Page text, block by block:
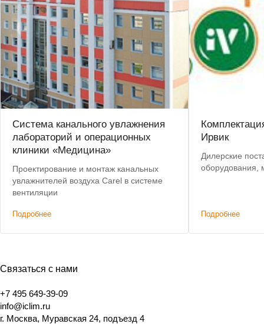
Система канального увлажнения
лабораторий и операционных
клиники «Медицина»
Проектирование и монтаж канальных
увлажнителей воздуха Carel в системе
вентиляции
Подробнее
Ирвик
Дилерские
оборудования,
Подробнее
Связаться с нами
+7 495 649-39-09
info@iclim.ru
г. Москва, Муравская 24, подъезд 4